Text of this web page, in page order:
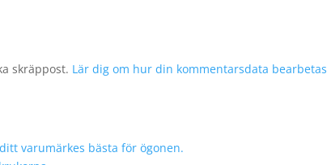
skräppost. Lär dig om hur din kommentarsdata bearbetas
varumärkes bästa för ögonen.